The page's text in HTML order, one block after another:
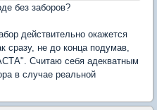
без заборов?
действительно окажется
сразу, не до конца подумав,
Считаю себя адекватным
в случае реальной